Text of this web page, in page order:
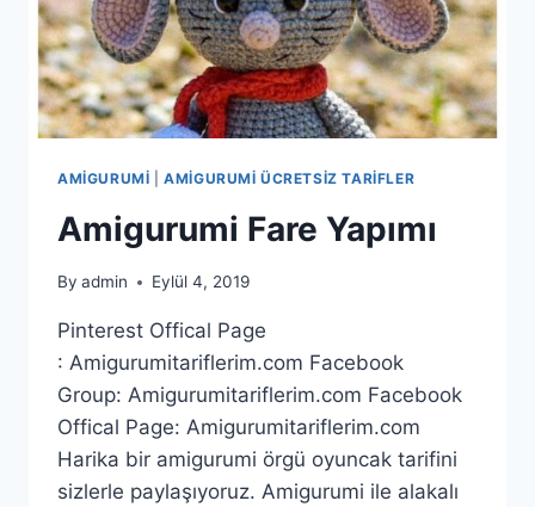
AMIGURUMI |AMIGURUMI ÜCRETSIZ TARIFLER
Amigurumi Fare Yapımı
By admin Eylül 4, 2019
Pinterest Offical Page
: Amigurumitariflerim.com Facebook
Group: Amigurumitariflerim.com Facebook
Offical Page: Amigurumitariflerim.com
Harika bir amigurumi örgü oyuncak tarifini
sizlerle paylaşıyoruz. Amigurumi ile alakalı